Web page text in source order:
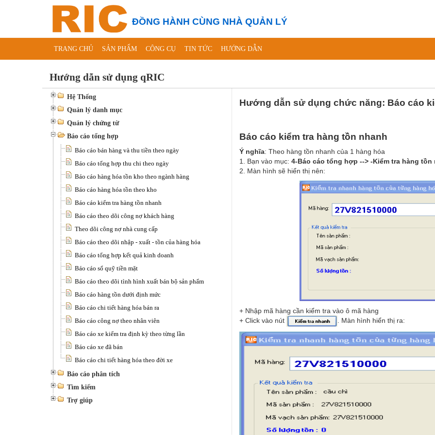
ĐỒNG HÀNH CÙNG NHÀ QUẢN LÝ
TRANG CHỦ SẢN PHẨM CÔNG CỤ TIN TỨC HƯỚNG DẪN
Hướng dẫn sử dụng qRIC
Hệ Thống
Quản lý danh mục
Quản lý chứng từ
Báo cáo tổng hợp
Báo cáo bán hàng và thu tiền theo ngày
Báo cáo tổng hợp thu chi theo ngày
Báo cáo hàng hóa tồn kho theo ngành hàng
Báo cáo hàng hóa tồn theo kho
Báo cáo kiểm tra hàng tồn nhanh
Báo cáo theo dõi công nợ khách hàng
Theo dõi công nợ nhà cung cấp
Báo cáo theo dõi nhập - xuất - tồn của hàng hóa
Báo cáo tổng hợp kết quả kinh doanh
Báo cáo sổ quỹ tiền mặt
Báo cáo theo dõi tình hình xuất bán bộ sản phẩm
Báo cáo hàng tồn dưới định mức
Báo cáo chi tiết hàng hóa bán ra
Báo cáo công nợ theo nhân viên
Báo cáo xe kiểm tra định kỳ theo từng lần
Báo cáo xe đã bán
Báo cáo chi tiết hàng hóa theo đời xe
Báo cáo phân tích
Tìm kiếm
Trợ giúp
Hướng dẫn sử dụng chức năng: Báo cáo
Báo cáo kiểm tra hàng tồn nhanh
Ý nghĩa: Theo hàng tồn nhanh của 1 hàng hóa
1. Bạn vào mục: 4-Báo cáo tổng hợp --> -Kiểm tra hàng tồn
2. Màn hình sẽ hiển thị nên:
+ Nhập mã hàng cần kiểm tra vào ô mã hàng
+ Click vào nút
. Màn hình hiển thị ra: